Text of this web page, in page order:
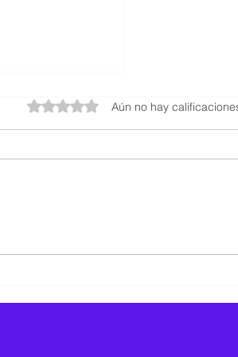
Obtuvo 0 de 5 estrellas.
Aún no hay